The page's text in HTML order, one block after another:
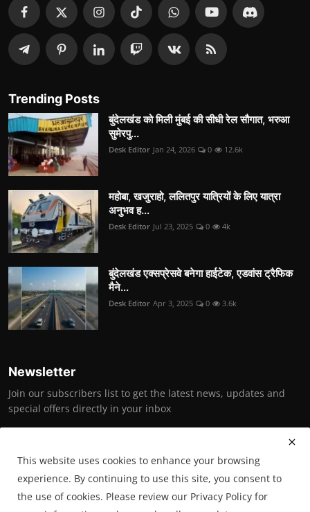
Trending Posts
बुंदेलखंड को मिली मुंबई की सीधी रेल सौगात, भरुआ
सुमेरपु...
Desk Editor Jan 24, 2026 0 12.6k
महोबा, खजुराहो, ललितपुर यात्रियों के लिए यात्रा
अनुभव ह...
Desk Editor Jul 23, 2025 0 4k
बुंदेलखंड एक्सप्रेसवे बनेगा हाईटेक, एडवांस ट्रैफिक
मैने...
Desk Editor Apr 3, 2025 0 3.6k
Newsletter
Join our subscribers list to get the latest news, updates and
special offers directly in your inbox
Subscribe
This website uses cookies to enhance your browsing
experience. By continuing to use this site, you consent to
the use of cookies. Please review our Privacy Policy for